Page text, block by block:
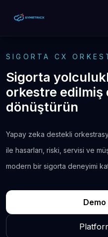
SIGORTA CX
Sigorta
orkestre edilmiş
dönüştürün
Yapay zeka destekli
ile hasarları, riski, servisi ve
modern bir sigorta deneyimi
Demo